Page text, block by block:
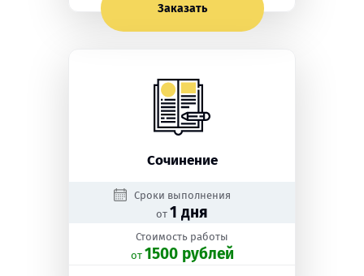
Заказать
Сочинение
Сроки выполнения
от 1 дня
Стоимость работы
oт 1500 рублей